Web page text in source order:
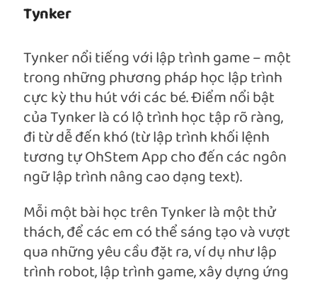
Tynker
Tynker nổi tiếng với lập trình game – một
trong những phương pháp học lập trình
cực kỳ thu hút với các bé. Điểm nổi bật
của Tynker là có lộ trình học tập rõ ràng,
đi từ dễ đến khó (từ lập trình khối lệnh
tương tự OhStem App cho đến các ngôn
ngữ lập trình nâng cao dạng text).
Mỗi một bài học trên Tynker là một thử
thách, để các em có thể sáng tạo và vượt
qua những yêu cầu đặt ra, ví dụ như lập
trình robot, lập trình game, xây dựng ứng